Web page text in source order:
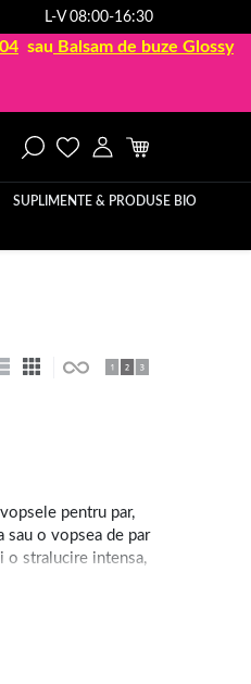
L-V 08:00-16:30
sau Balsam de buze Glossy
SUPLIMENTE & PRODUSE BIO
pentru par,
sau o vopsea de par
o stralucire intensa,
mai bine stilului
ca o vopsea de